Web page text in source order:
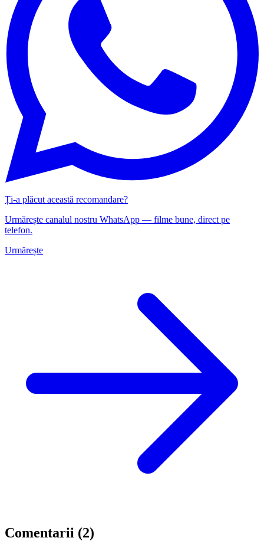
Ți-a plăcut această recomandare?
Urmărește canalul nostru WhatsApp — filme bune, direct pe
telefon.
Urmărește
Comentarii (2)